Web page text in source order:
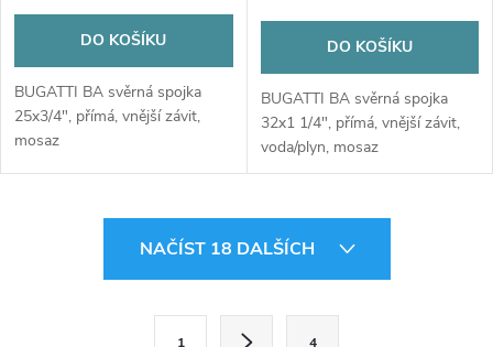
DO KOŠÍKU
BUGATTI BA svěrná spojka
25x3/4", přímá, vnější závit,
mosaz
DO KOŠÍKU
BUGATTI BA svěrná spojka
32x1 1/4", přímá, vnější závit,
voda/plyn, mosaz
NAČÍST 18 DALŠÍCH
1 4